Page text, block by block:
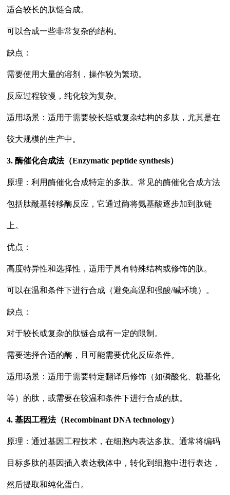
适合较长的肽链合成。
可以合成一些非常复杂的结构。
缺点：
需要使用大量的溶剂，操作较为繁琐。
反应过程较慢，纯化较为复杂。
适用场景：适用于需要较长链或复杂结构的多肽，尤其是在
较大规模的生产中。
3. 酶催化合成法（Enzymatic peptide synthesis）
原理：利用酶催化合成特定的多肽。常见的酶催化合成方法
包括肽酰基转移酶反应，它通过酶将氨基酸逐步加到肽链
上。
优点：
高度特异性和选择性，适用于具有特殊结构或修饰的肽。
可以在温和条件下进行合成（避免高温和强酸/碱环境）。
缺点：
对于较长或复杂的肽链合成有一定的限制。
需要选择合适的酶，且可能需要优化反应条件。
适用场景：适用于需要特定翻译后修饰（如磷酸化、糖基化
等）的肽，或需要在较温和条件下进行合成的肽。
4. 基因工程法（Recombinant DNA technology）
原理：通过基因工程技术，在细胞内表达多肽。通常将编码
目标多肽的基因插入表达载体中，转化到细胞中进行表达，
然后提取和纯化蛋白。